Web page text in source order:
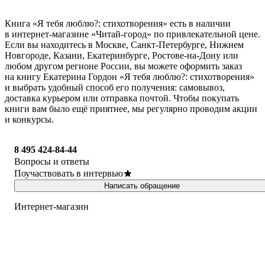
Книга «Я тебя люблю?: стихотворения» есть в наличии
в интернет-магазине «Читай-город» по привлекательной цене.
Если вы находитесь в Москве, Санкт-Петербурге, Нижнем
Новгороде, Казани, Екатеринбурге, Ростове-на-Дону или
любом другом регионе России, вы можете оформить заказ
на книгу Екатерина Гордон «Я тебя люблю?: стихотворения»
и выбрать удобный способ его получения: самовывоз,
доставка курьером или отправка почтой. Чтобы покупать
книги вам было ещё приятнее, мы регулярно проводим акции
и конкурсы.
8 495 424-84-44
Вопросы и ответы
Поучаствовать в интервью
Написать обращение
Интернет-магазин